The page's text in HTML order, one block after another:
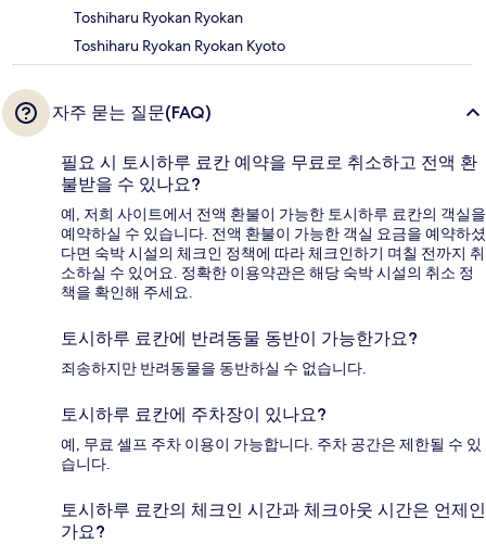
Toshiharu Ryokan Ryokan
Toshiharu Ryokan Ryokan Kyoto
자주 묻는 질문(FAQ)
필요 시 토시하루 료칸 예약을 무료로 취소하고 전액 환
불받을 수 있나요?
예, 저희 사이트에서 전액 환불이 가능한 토시하루 료칸의 객실을
예약하실 수 있습니다. 전액 환불이 가능한 객실 요금을 예약하셨
다면 숙박 시설의 체크인 정책에 따라 체크인하기 며칠 전까지 취
소하실 수 있어요. 정확한 이용약관은 해당 숙박 시설의 취소 정
책을 확인해 주세요.
토시하루 료칸에 반려동물 동반이 가능한가요?
죄송하지만 반려동물을 동반하실 수 없습니다.
토시하루 료칸에 주차장이 있나요?
예, 무료 셀프 주차 이용이 가능합니다. 주차 공간은 제한될 수 있
습니다.
토시하루 료칸의 체크인 시간과 체크아웃 시간은 언제인
가요?